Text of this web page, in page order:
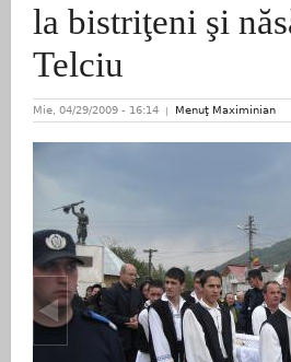
la bistriţeni şi
Telciu
Mie, 04/29/2009 - 16:14 Menuţ Maximinian